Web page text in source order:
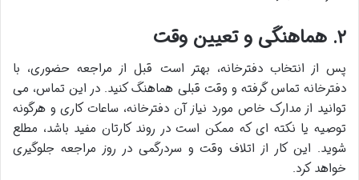
۲. هماهنگی و تعیین وقت
پس از انتخاب دفترخانه، بهتر است قبل از مراجعه حضوری، با
دفترخانه تماس گرفته و وقت قبلی هماهنگ کنید. در این تماس، می
توانید از مدارک خاص مورد نیاز آن دفترخانه، ساعات کاری و هرگونه
توصیه یا نکته ای که ممکن است در روند کارتان مفید باشد، مطلع
شوید. این کار از اتلاف وقت و سردرگمی در روز مراجعه جلوگیری
خواهد کرد.